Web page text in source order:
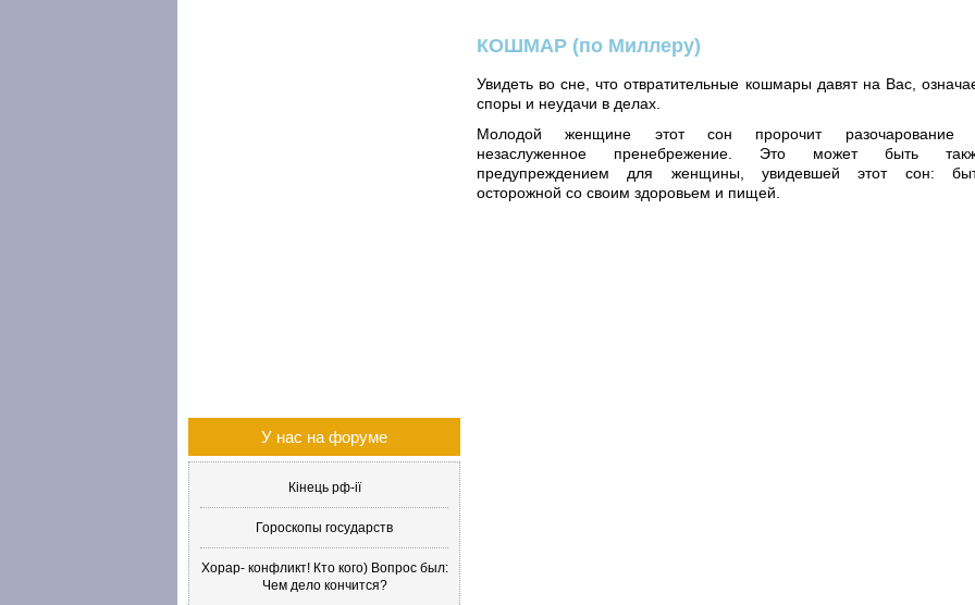
КОШМАР (по Миллеру)
Увидеть во сне, что отвратительные кошмары давят на Вас,
споры и неудачи в делах.
Молодой женщине этот сон пророчит разочарование
незаслуженное пренебрежение. Это может быть
предупреждением для женщины, увидевшей этот сон:
осторожной со своим здоровьем и пищей.
У нас на форуме
Кінець рф-ії
Гороскопы государств
Хорар- конфликт! Кто кого) Вопрос был:
Чем дело кончится?